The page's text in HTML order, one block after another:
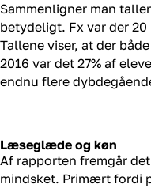
Sammenligner man
betydeligt. Fx var der
Tallene viser, at der
2016 var det 27% af
endnu flere
Læseglæde og køn
Af rapporten fremgår
mindsket. Primært fordi